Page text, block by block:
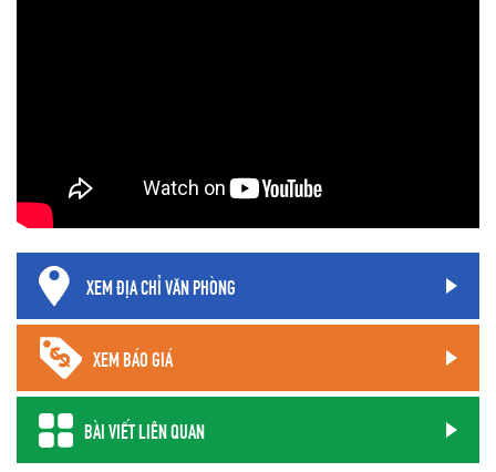
XEM ĐỊA CHỈ VĂN PHÒNG
XEM BÁO GIÁ
BÀI VIẾT LIÊN QUAN